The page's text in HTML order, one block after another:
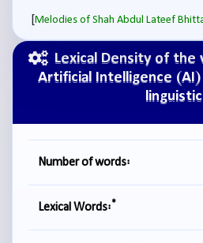
Lexical Density of the
Artificial Intelligence
Number of words:
Lexical Words:*
[Melodies of Shah Abdul Lateef